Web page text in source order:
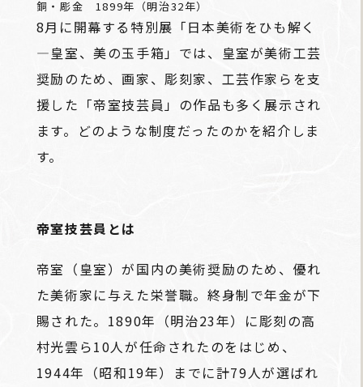
銅・彫金 1899年（明治32年）
8月に開幕する特別展「日本美術をひも解く
―皇室、美の玉手箱」では、皇室が美術工芸
奨励のため、画家、彫刻家、工芸作家らを支
援した「帝室技芸員」の作品も多く展示され
ます。どのような制度だったのかを紹介しま
す。
帝室技芸員とは
帝室（皇室）が国内の美術奨励のため、優れ
た美術家に与えた栄誉職。終身制で年金が下
賜された。1890年（明治23年）に彫刻の高
村光雲ら10人が任命されたのをはじめ、
1944年（昭和19年）までに計79人が選ばれ